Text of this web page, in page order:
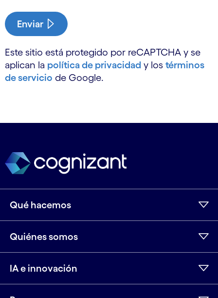
Enviar
Este sitio está protegido por reCAPTCHA y se
aplican la política de privacidad y los términos
de servicio de Google.
Qué hacemos
Quiénes somos
IA e innovación